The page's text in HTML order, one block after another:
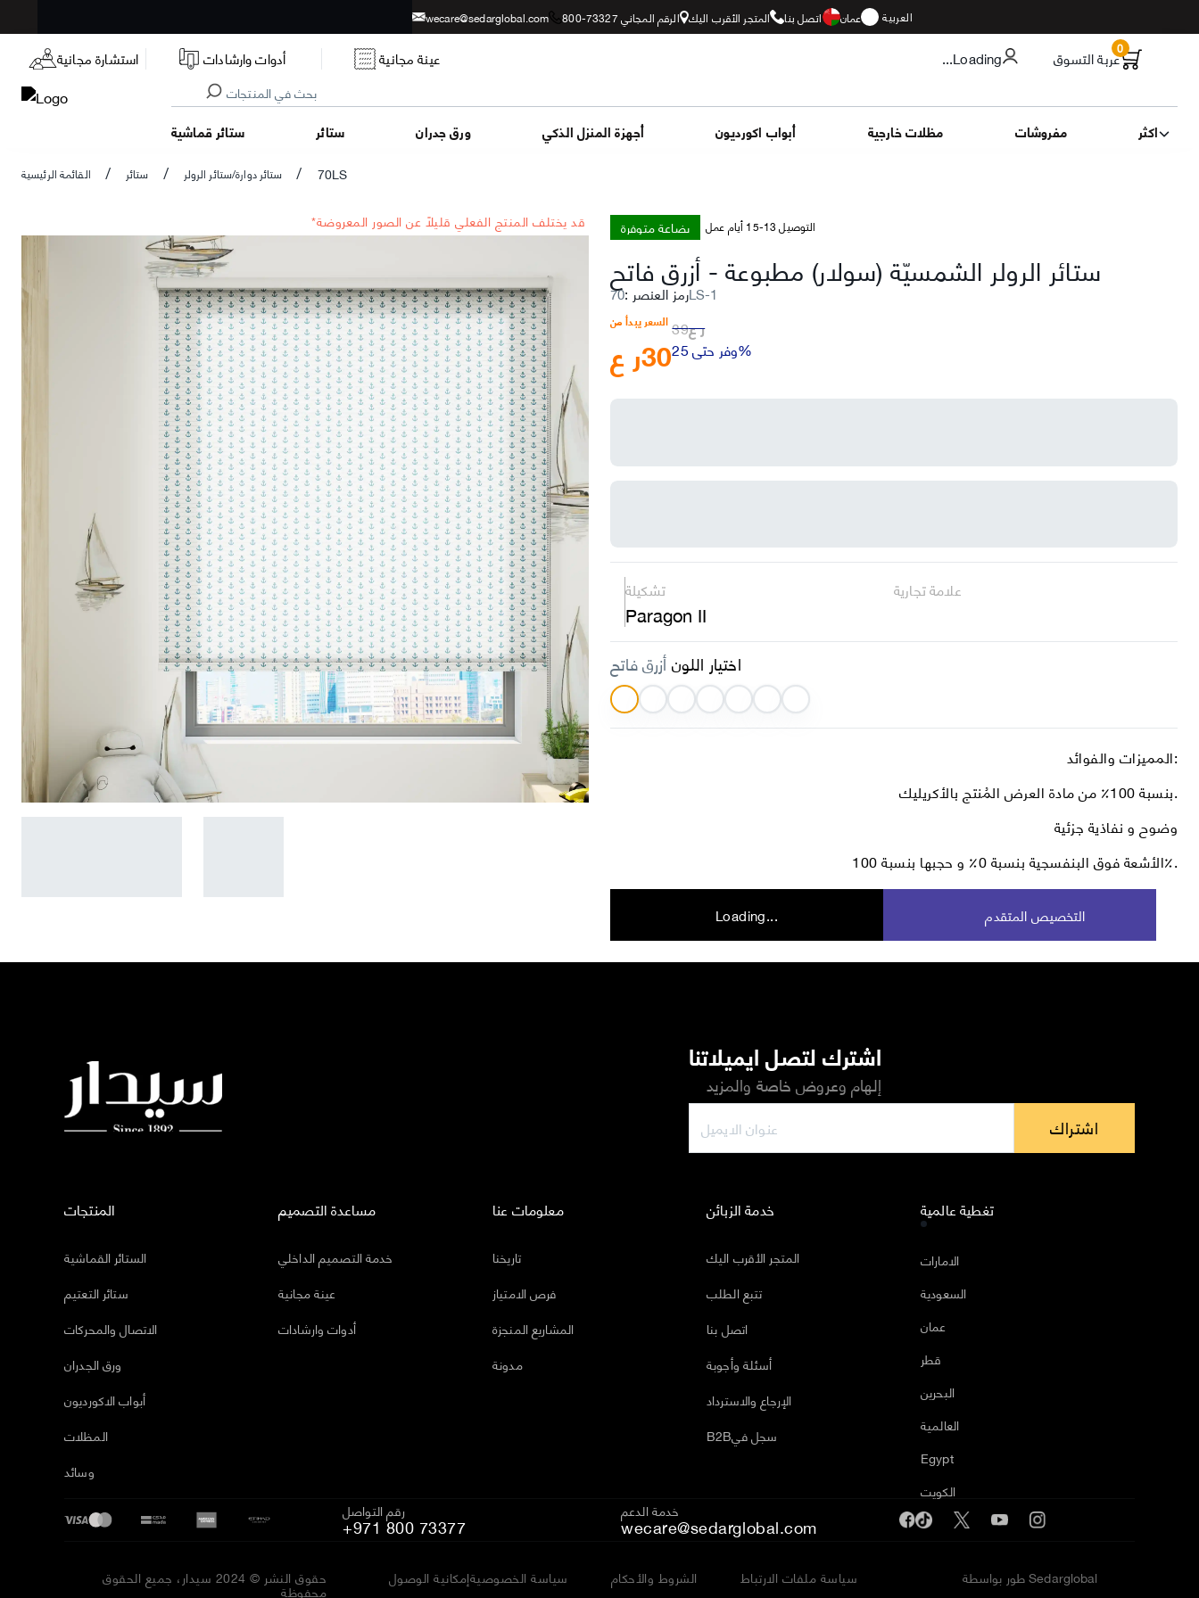
wecare@sedarglobal.com الرقم المجاني 73327-800 المتجر الأقرب اليك اتصل بنا عمان العربية
استشارة مجانية أدوات وارشادات عينة مجانية ...Loading عربة التسوق0
ستائر قماشية ستائر ورق جدران أجهزة المنزل الذكي أبواب اكورديون مظلات خارجية مفروشات اكثر
القائمة الرئيسية / ستائر / ستائر دوارة/ستائر الرولر / 70LS
*قد يختلف المنتج الفعلي قليلاً عن الصور المعروضة بضاعة متوفرة التوصيل 13-15 أيام عمل
ستائر الرولر الشمسيّة (سولار) مطبوعة-أزرق فاتح
رمز العنصر : 70LS-1
السعر يبدأ من
ر ع30
ر ع39
وفر حتى 25%
تشكيلة
Paragon II
علامة تجارية
اختيار اللونأزرق فاتح
المميزات والفوائد:
بنسبة 100٪ من مادة العرض المُنتج بالأكريليك.
وضوح و نفاذية جزئية
الأشعة فوق البنفسجية بنسبة 0٪ و حجبها بنسبة 100٪.
Loading... التخصيص المتقدم
اشترك لتصل ايميلاتنا
إلهام وعروض خاصة والمزيد
اشتراك
المنتجات
الستائر القماشية
ستائر التعتيم
الاتصال والمحركات
ورق الجدران
أبواب الاكورديون
المظلات
وسائد
مساعدة التصميم
خدمة التصميم الداخلي
عينة مجانية
أدوات وارشادات
معلومات عنا
تاريخنا
فرص الامتياز
المشاريع المنجزة
مدونة
خدمة الزبائن
المتجر الأقرب اليك
تتبع الطلب
اتصل بنا
أسئلة وأجوبة
الإرجاع والاسترداد
B2Bسجل في
تغطية عالمية
الامارات
السعودية
عمان
قطر
البحرين
العالمية
Egypt
الكويت
رقم التواصل
+971 800 73377
خدمة الدعم
wecare@sedarglobal.com
حقوق النشر © 2024 سيدار، جميع الحقوق
محفوظة
إمكانية الوصولسياسة الخصوصية الشروط والأحكام سياسة ملفات الارتباط طور بواسطة Sedarglobal